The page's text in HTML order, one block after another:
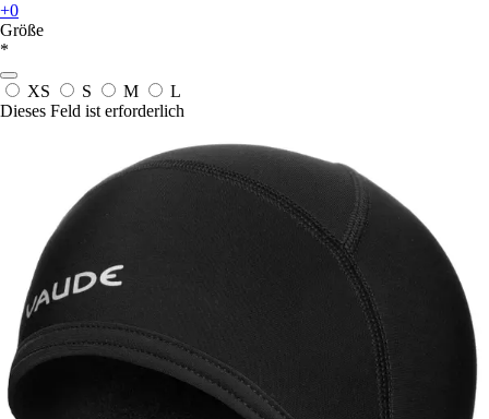
+0
Größe
*
XS S M
L
Dieses Feld ist erforderlich